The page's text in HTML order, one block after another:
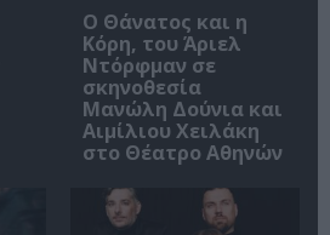
Ο Θάνατος και η
Κόρη, του Άριελ
Ντόρφμαν σε
σκηνοθεσία
Μανώλη Δούνια και
Αιμίλιου Χειλάκη
στο Θέατρο Αθηνών